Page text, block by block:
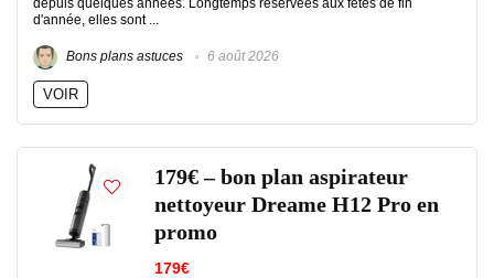
depuis quelques années. Longtemps réservées aux fêtes de fin
d'année, elles sont ...
Bons plans astuces 6 août 2026
VOIR
179€ – bon plan aspirateur
nettoyeur Dreame H12 Pro en
promo
179€